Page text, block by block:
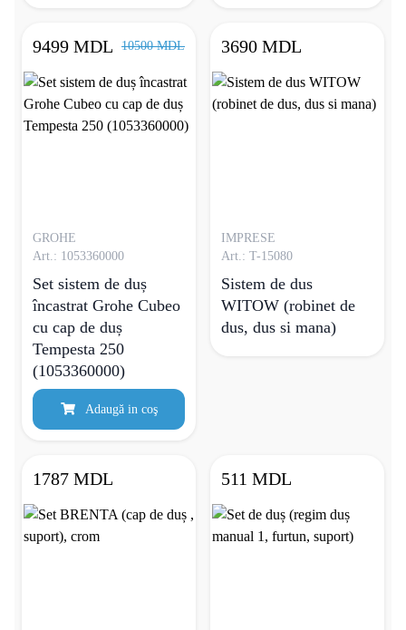
9499 MDL 10500 MDL
GROHE
Art.: 1053360000
Set sistem de duș
încastrat Grohe Cubeo
cu cap de duș
Tempesta 250
(1053360000)
Adaugă in coş
3690 MDL
IMPRESE
Art.: T-15080
Sistem de dus
WITOW (robinet de
dus, dus si mana)
1787 MDL 511 MDL